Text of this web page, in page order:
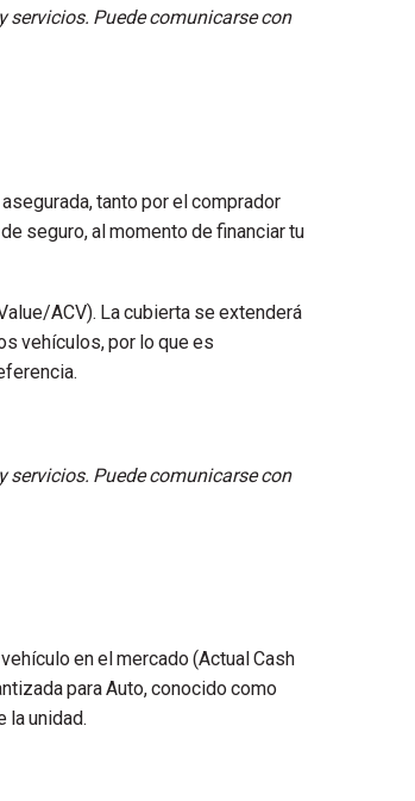
servicios. Puede comunicarse con
tanto por el comprador
seguro, al momento de financiar tu
ACV). La cubierta se extenderá
vehículos, por lo que es
servicios. Puede comunicarse con
en el mercado (Actual Cash
para Auto, conocido como
la unidad.